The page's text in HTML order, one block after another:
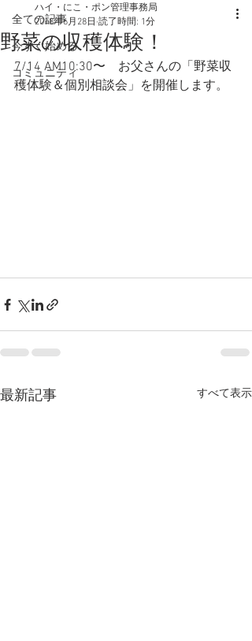
全ての記事
今すぐ始める
コミュニティ
野菜の収穫体験！
ハイ・にこ・ポン管理事務局
2018年6月28日 読了時間: 1分
7/14 AM10:30〜　お父さんの「野菜収
穫体験＆個別相談会」を開催します。
最新記事 すべて表示